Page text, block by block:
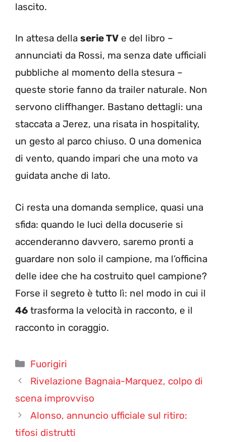
lascito.
In attesa della serie TV e del libro –
annunciati da Rossi, ma senza date ufficiali
pubbliche al momento della stesura –
queste storie fanno da trailer naturale. Non
servono cliffhanger. Bastano dettagli: una
staccata a Jerez, una risata in hospitality,
un gesto al parco chiuso. O una domenica
di vento, quando impari che una moto va
guidata anche di lato.
Ci resta una domanda semplice, quasi una
sfida: quando le luci della docuserie si
accenderanno davvero, saremo pronti a
guardare non solo il campione, ma l’officina
delle idee che ha costruito quel campione?
Forse il segreto è tutto lì: nel modo in cui il
46 trasforma la velocità in racconto, e il
racconto in coraggio.
Categorie
Fuorigiri
Rivelazione Bagnaia-Marquez, colpo di
scena improvviso
Alonso, annuncio ufficiale sul ritiro:
tifosi distrutti